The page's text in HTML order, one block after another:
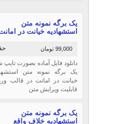
یک برگه نمونه متن
استشهادیه خیانت در
99,000 تومان
دانلود فایل آماده بصورت تایپ
یک برگه نمونه متن
خیانت در امانت در قالب
قابلیت ویرایش متن
یک برگه نمونه متن
استشهادیه خلاف واقع